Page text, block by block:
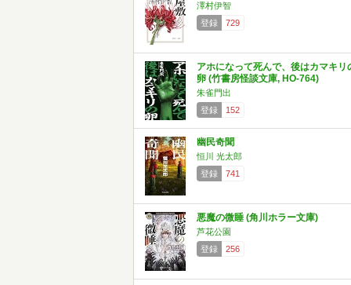
澤村伊智
登録
729
アホになって死んで、後はカマキリ
卵 (竹書房怪談文庫, HO-764)
朱雀門出
登録
152
幽民奇聞
恒川 光太郎
登録
741
悪魔の微睡 (角川ホラー文庫)
芦花公園
登録
256